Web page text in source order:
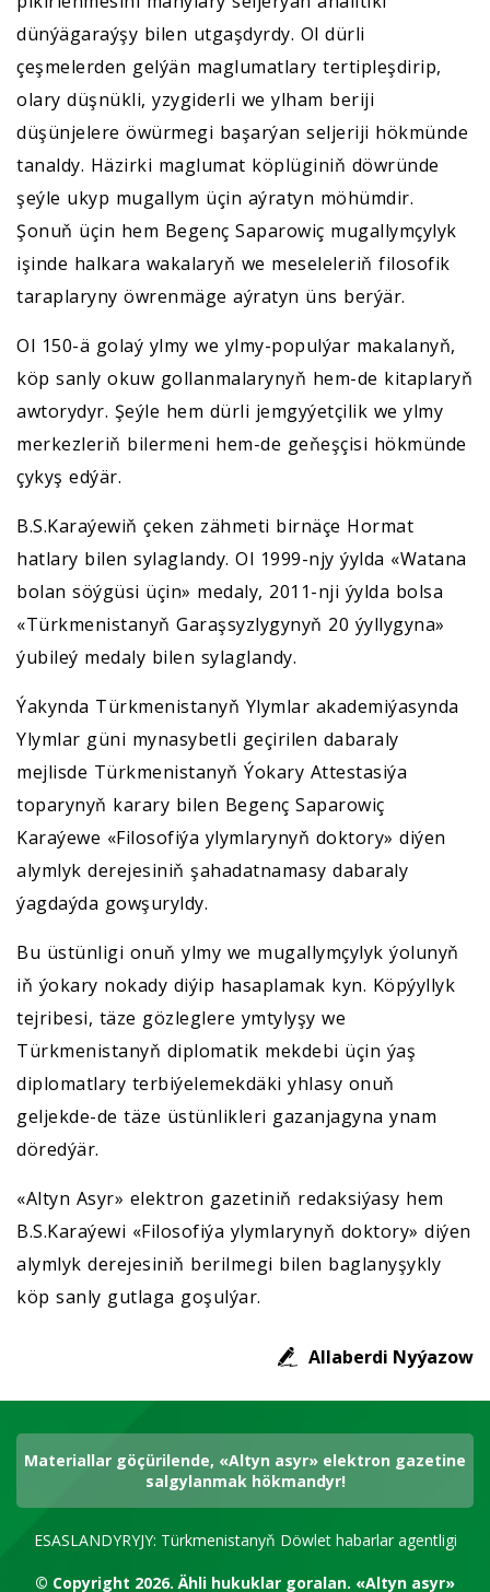
dünýägaraýşy bilen utgaşdyrdy. Ol dürli
çeşmelerden gelýän maglumatlary tertipleşdirip,
olary düşnükli, yzygiderli we ylham beriji
düşünjelere öwürmegi başarýan seljeriji hökmünde
tanaldy. Häzirki maglumat köplüginiň döwründe
şeýle ukyp mugallym üçin aýratyn möhümdir.
Şonuň üçin hem Begenç Saparowiç mugallymçylyk
işinde halkara wakalaryň we meseleleriň filosofik
taraplaryny öwrenmäge aýratyn üns berýär.
Ol 150-ä golaý ylmy we ylmy-populýar makalanyň,
köp sanly okuw gollanmalarynyň hem-de kitaplaryň
awtorydyr. Şeýle hem dürli jemgyýetçilik we ylmy
merkezleriň bilermeni hem-de geňeşçisi hökmünde
çykyş edýär.
B.S.Karaýewiň çeken zähmeti birnäçe Hormat
hatlary bilen sylaglandy. Ol 1999-njy ýylda «Watana
bolan söýgüsi üçin» medaly, 2011-nji ýylda bolsa
«Türkmenistanyň Garaşsyzlygynyň 20 ýyllygyna»
ýubileý medaly bilen sylaglandy.
Ýakynda Türkmenistanyň Ylymlar akademiýasynda
Ylymlar güni mynasybetli geçirilen dabaraly
mejlisde Türkmenistanyň Ýokary Attestasiýa
toparynyň karary bilen Begenç Saparowiç
Karaýewe «Filosofiýa ylymlarynyň doktory» diýen
alymlyk derejesiniň şahadatnamasy dabaraly
ýagdaýda gowşuryldy.
Bu üstünligi onuň ylmy we mugallymçylyk ýolunyň
iň ýokary nokady diýip hasaplamak kyn. Köpýyllyk
tejribesi, täze gözleglere ymtylyşy we
Türkmenistanyň diplomatik mekdebi üçin ýaş
diplomatlary terbiýelemekdäki yhlasy onuň
geljekde-de täze üstünlikleri gazanjagyna ynam
döredýär.
«Altyn Asyr» elektron gazetiniň redaksiýasy hem
B.S.Karaýewi «Filosofiýa ylymlarynyň doktory» diýen
alymlyk derejesiniň berilmegi bilen baglanyşykly
köp sanly gutlaga goşulýar.
Allaberdi Nyýazow
Materiallar göçürilende, «Altyn asyr» elektron gazetine
salgylanmak hökmandyr!
ESASLANDYRYJY: Türkmenistanyň Döwlet habarlar agentligi
© Copyright 2026.Ähli hukuklar goralan. «Altyn asyr»